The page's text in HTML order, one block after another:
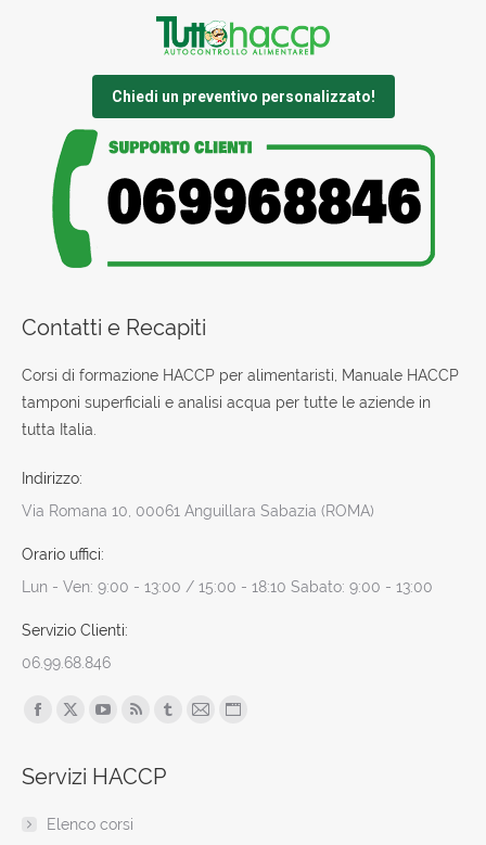
Chiedi un preventivo personalizzato!
Contatti e Recapiti
Corsi di formazione HACCP per alimentaristi, Manuale HACCP
tamponi superficiali e analisi acqua per tutte le aziende in
tutta Italia.
Indirizzo:
Via Romana 10, 00061 Anguillara Sabazia (ROMA)
Orario uffici:
Lun - Ven: 9:00 - 13:00 / 15:00 - 18:10 Sabato: 9:00 - 13:00
Servizio Clienti:
06.99.68.846
Find us on:
Facebook
opens
new
X
opens
new
opens
new
opens
TumblrMailSito
Servizi HACCP
Elenco corsi